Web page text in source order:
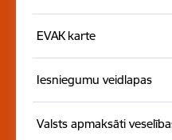
EVAK karte
Iesniegumu veidlapas
Valsts apmaksāti